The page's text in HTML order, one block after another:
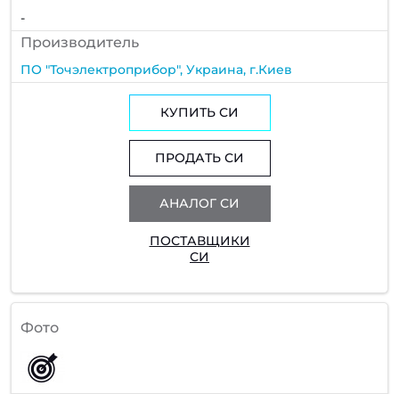
-
Производитель
ПО "Точэлектроприбор", Украина, г.Киев
КУПИТЬ СИ
ПРОДАТЬ СИ
АНАЛОГ СИ
ПОСТАВЩИКИ
СИ
Фото